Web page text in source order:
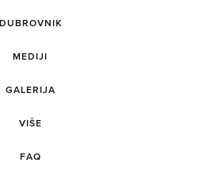
DUBROVNIK
MEDIJI
GALERIJA
VIŠE
FAQ